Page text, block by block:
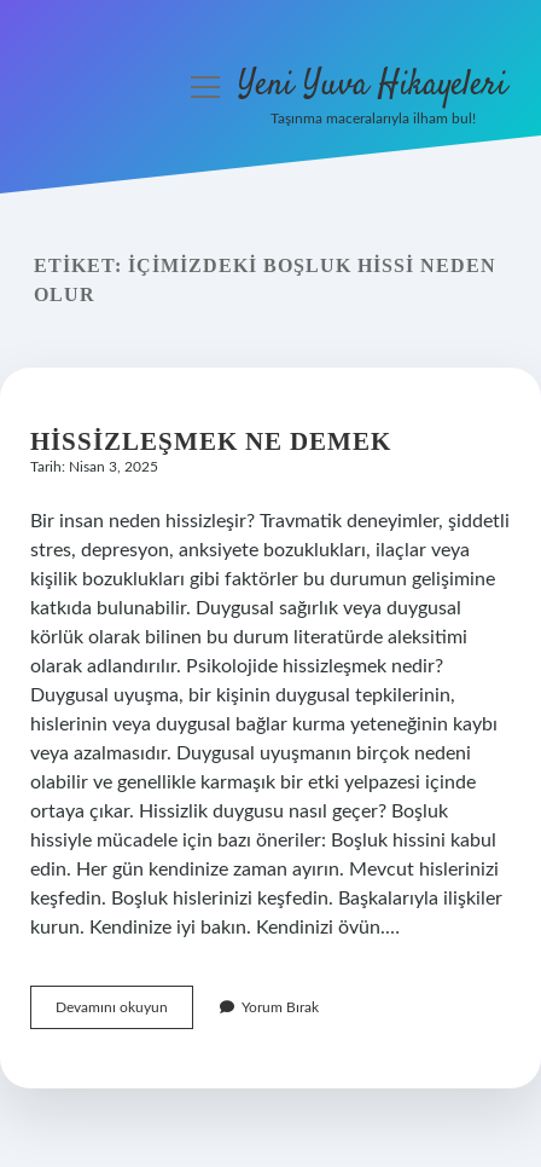
Yasal Uyarı
menüyüYeni Yuva Hikayeleri
Taşınma maceralarıyla ilham bul!
ETIKET: İÇIMIZDEKI BOŞLUK HISSI NEDEN
OLUR
HISSIZLEŞMEK NE DEMEK
Tarih: Nisan 3, 2025
Bir insan neden hissizleşir? Travmatik deneyimler, şiddetli
stres, depresyon, anksiyete bozuklukları, ilaçlar veya
kişilik bozuklukları gibi faktörler bu durumun gelişimine
katkıda bulunabilir. Duygusal sağırlık veya duygusal
körlük olarak bilinen bu durum literatürde aleksitimi
olarak adlandırılır. Psikolojide hissizleşmek nedir?
Duygusal uyuşma, bir kişinin duygusal tepkilerinin,
hislerinin veya duygusal bağlar kurma yeteneğinin kaybı
veya azalmasıdır. Duygusal uyuşmanın birçok nedeni
olabilir ve genellikle karmaşık bir etki yelpazesi içinde
ortaya çıkar. Hissizlik duygusu nasıl geçer? Boşluk
hissiyle mücadele için bazı öneriler: Boşluk hissini kabul
edin. Her gün kendinize zaman ayırın. Mevcut hislerinizi
keşfedin. Boşluk hislerinizi keşfedin. Başkalarıyla ilişkiler
kurun. Kendinize iyi bakın. Kendinizi övün.…
Devamını okuyun Hissizleşmek
Ne
Yorum Bırak